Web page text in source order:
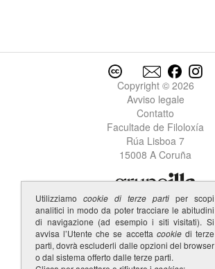
Copyright © 2026
Avviso legale
Contatto
Facultade de Filoloxía
Rúa Lisboa 7
15008 A Coruña
Utilizziamo cookie di terze parti per scopi
analitici in modo da poter tracciare le abitudini
di navigazione (ad esempio i siti visitati). Si
avvisa l’Utente che se accetta cookiedi terze
parti, dovrà escluderli dalle opzioni del browser
o dal sistema offerto dalle terze parti.